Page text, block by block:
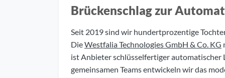
Brückenschlag zur
Seit 2019 sind wir hundertprozentige
DieWestfalia Technologies GmbH & Co. KG
ist Anbieter schlüsselfertiger automatischer
gemeinsamen Teams entwickeln wir das